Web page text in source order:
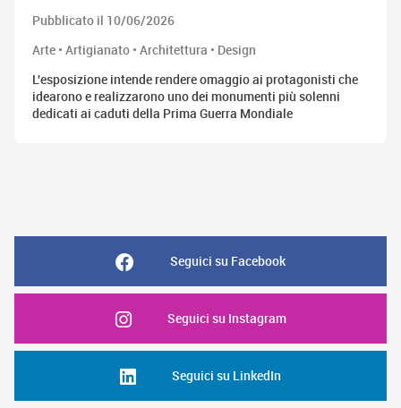
Pubblicato il 10/06/2026
Arte • Artigianato • Architettura • Design
L'esposizione intende rendere omaggio ai protagonisti che
idearono e realizzarono uno dei monumenti più solenni
dedicati ai caduti della Prima Guerra Mondiale
Seguici su Facebook
Seguici su Instagram
Seguici su LinkedIn